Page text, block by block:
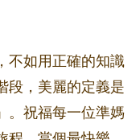
不如用正確的知識
段，美麗的定義是
。祝福每一位準媽